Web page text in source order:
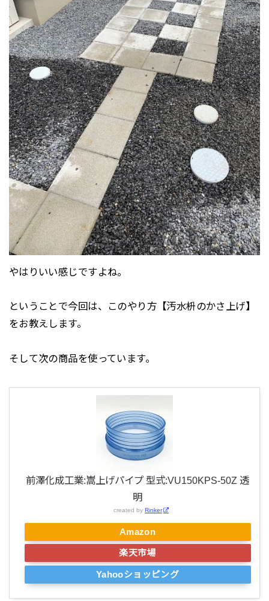
やはりいい感じですよね。
ということで今回は、このやり方【汚水枡のかさ上げ】
をお教えします。
そして次の商品を使っています。
前澤化成工業:嵩上げパイプ 型式:VU150KPS-50Z 透
明
created by Rinker
Amazon
楽天市場
Yahooショッピング